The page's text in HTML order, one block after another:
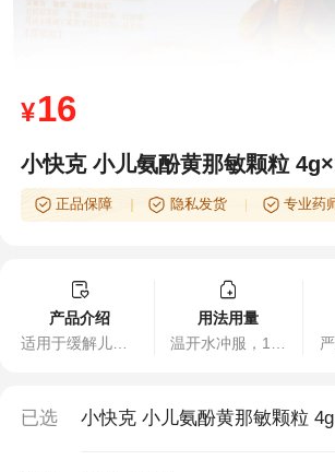
¥16
小快克 小儿氨酚黄那敏颗粒
正品保障 隐私发货 专业药
产品介绍
用法用量
已选 小快克 小儿氨酚黄那敏颗粒